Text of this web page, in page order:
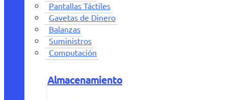
Pantallas Táctiles
Gavetas de Dinero
Balanzas
Suministros
Computación
Almacenamiento